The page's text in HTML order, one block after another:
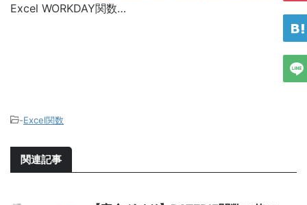
Excel WORKDAY関数…
-Excel関数
関連記事